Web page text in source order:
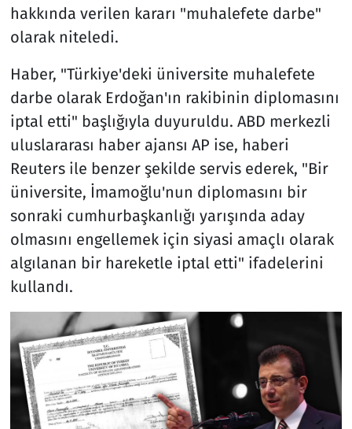
hakkında verilen kararı "muhalefete darbe"
olarak niteledi.
Haber, "Türkiye'deki üniversite muhalefete
darbe olarak Erdoğan'ın rakibinin diplomasını
iptal etti" başlığıyla duyuruldu. ABD merkezli
uluslararası haber ajansı AP ise, haberi
Reuters ile benzer şekilde servis ederek, "Bir
üniversite, İmamoğlu'nun diplomasını bir
sonraki cumhurbaşkanlığı yarışında aday
olmasını engellemek için siyasi amaçlı olarak
algılanan bir hareketle iptal etti" ifadelerini
kullandı.